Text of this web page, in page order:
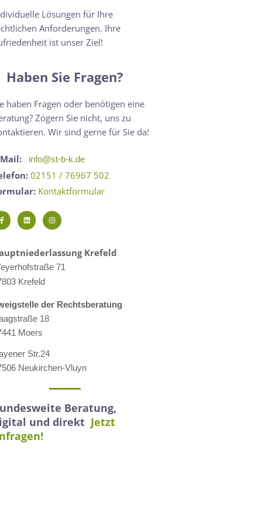
Lösungen für Ihre
Anforderungen. Ihre
ist unser Ziel!
Haben Sie Fragen?
haben Fragen oder benötigen eine
Zögern Sie nicht, uns zu
Wir sind gerne für Sie da!
Mail: info@st-b-k.de
02151 / 76967 502
Kontaktformular
Krefeld
71
Krefeld
der Rechtsberatung
18
Moers
Str.24
Neukirchen-Vluyn
Beratung,
und direkt Jetzt